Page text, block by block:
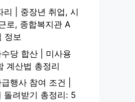
리 | 중장년 취업, 시
로, 종합복지관 A
정보
당 합산 | 미사용
계산법 총정리
행사 참여 조건 |
돌려받기 총정리: 5